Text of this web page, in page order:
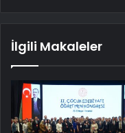
İlgili Makaleler